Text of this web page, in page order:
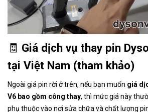
🧾 Giá dịch vụ thay pin
tại Việt Nam (tham khảo)
Ngoài giá pin rời ở trên, nếu bạn muốn giá
V6 bao gồm công thay, thì mức giá này
phụ thuộc vào nơi sửa chữa và chất lượng